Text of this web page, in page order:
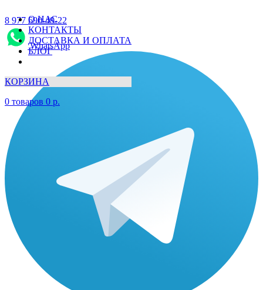
О НАС
КОНТАКТЫ
ДОСТАВКА И ОПЛАТА
БЛОГ
КОРЗИНА
0 товаров 0 р.
8 977 690-49-22
WhatsApp